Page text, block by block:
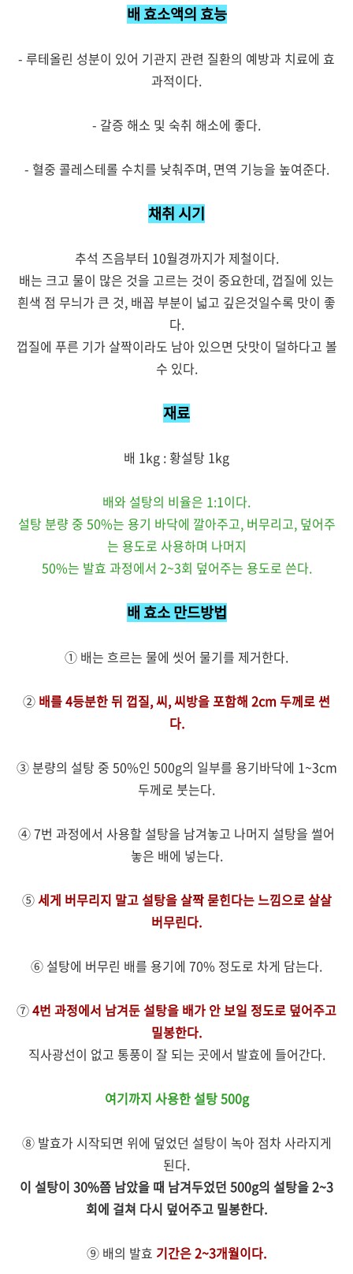
배 효소액의 효능
- 루테올린 성분이 있어 기관지 관련 질환의 예방과 치료에 효
과적이다.
- 갈증 해소 및 숙취 해소에 좋다.
- 혈중 콜레스테롤 수치를 낮춰주며, 면역 기능을 높여준다.
채취 시기
추석 즈음부터 10월경까지가 제철이다.
배는 크고 물이 많은 것을 고르는 것이 중요한데, 껍질에 있는
흰색 점 무늬가 큰 것, 배꼽 부분이 넓고 깊은것일수록 맛이 좋
다.
껍질에 푸른 기가 살짝이라도 남아 있으면 닷맛이 덜하다고 볼
수 있다.
재료
배 1kg : 황설탕 1kg
배와 설탕의 비율은 1:1이다.
설탕 분량 중 50%는 용기 바닥에 깔아주고, 버무리고, 덮어주
는 용도로 사용하며 나머지
50%는 발효 과정에서 2~3회 덮어주는 용도로 쓴다.
배 효소 만드방법
① 배는 흐르는 물에 씻어 물기를 제거한다.
② 배를 4등분한 뒤 껍질, 씨, 씨방을 포함해 2cm 두께로 썬
다.
③ 분량의 설탕 중 50%인 500g의 일부를 용기바닥에 1~3cm
두께로 붓는다.
④ 7번 과정에서 사용할 설탕을 남겨놓고 나머지 설탕을 썰어
놓은 배에 넣는다.
⑤세게 버무리지 말고 설탕을 살짝 묻힌다는 느낌으로 살살
버무린다.
⑥ 설탕에 버무린 배를 용기에 70% 정도로 차게 담는다.
⑦4번 과정에서 남겨둔 설탕을 배가 안 보일 정도로 덮어주고
밀봉한다.
직사광선이 없고 통풍이 잘 되는 곳에서 발효에 들어간다.
여기까지 사용한 설탕 500g
⑧ 발효가 시작되면 위에 덮었던 설탕이 녹아 점차 사라지게
된다.
이 설탕이 30%쯤 남았을 때 남겨두었던 500g의 설탕을 2~3
회에 걸쳐 다시 덮어주고 밀봉한다.
⑨ 배의 발효 기간은 2~3개월이다.